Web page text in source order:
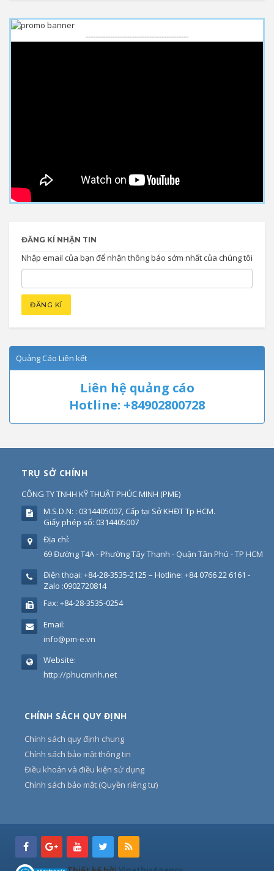
------------------------------------------
ĐĂNG KÍ NHẬN TIN
Nhập email của bạn để nhận thông báo sớm nhất của chúng tôi
Quảng Cáo Liên kết
Liên hệ quảng cáo
Hotline: +84902800728
TRỤ SỞ CHÍNH
CÔNG TY TNHH KỸ THUẬT PHÚC MINH (PME)
M.S.D.N: : 0314405007, Cấp tại Sở KHĐT Tp HCM.
Giấy phép số: 0314405007
Địa chỉ:
69 Đường T4A - Phường Tây Thạnh - Quận Tân Phú - TP HCM
Điện thoại: +84-28-3535-2125 – Hotline: +84 0766 22 6161 -
Zalo :0902720814
Fax: +84-28-3535-0254
Email:
info@pm-e.vn
Website:
http://phucminh.net
CHÍNH SÁCH QUY ĐỊNH
Chính sách quy định chung
Chính sách bảo mật thông tin
Điều khoản và điều kiện sử dụng
Chính sách bảo mật (Quyền riêng tư)